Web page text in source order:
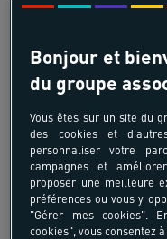
Croisière voilier
Trail
Bonjour et
du groupe
Vous êtes sur un site du
des cookies et
personnaliser votre
campagnes et
proposer une meilleure
préférences ou vous y
"Gérer mes cookies".
cookies", vous consentez